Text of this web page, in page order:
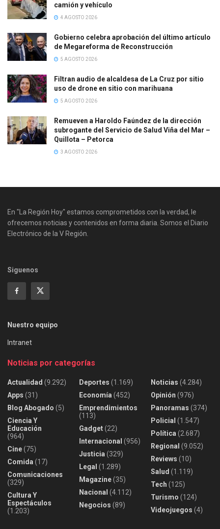
camión y vehículo
4 AGOSTO 2026
Gobierno celebra aprobación del último artículo
de Megareforma de Reconstrucción
5 AGOSTO 2026
Filtran audio de alcaldesa de La Cruz por sitio
uso de drone en sitio con marihuana
5 AGOSTO 2026
Remueven a Haroldo Faúndez de la dirección
subrogante del Servicio de Salud Viña del Mar –
Quillota – Petorca
3 AGOSTO 2026
En "La Región Hoy" estamos comprometidos con la verdad, le
ofrecemos noticias y contenidos en forma diaria. Somos el Diario
Electrónico de la V Región.
Siguenos
Nuestro equipo
Intranet
Noticias por categorías
Actualidad (9.292)
Apps (31)
Blog Abogado (5)
Ciencia Y
Educación
(964)
Cine(75)
Comida (17)
Comunicaciones
(329)
Cultura Y
Espectáculos
(1.203)
Deportes (1.169)
Economía (452)
Emprendimientos
(113)
Gadget(22)
Internacional (956)
Justicia (329)
Legal (1.289)
Magazine(35)
Nacional (4.112)
Negocios (89)
Noticias (4.284)
Opinión (976)
Panoramas (374)
Policial (1.547)
Política (2.687)
Regional (9.052)
Reviews (10)
Salud (1.119)
Tech (125)
Turismo (124)
Videojuegos (4)